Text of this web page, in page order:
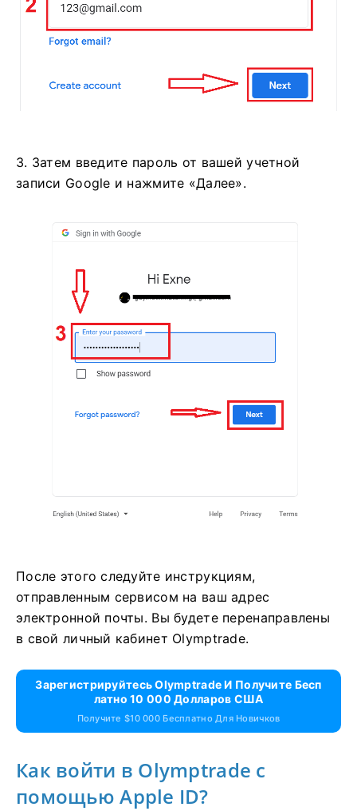
3. Затем введите пароль от вашей учетной
записи Google и нажмите «Далее».
После этого следуйте инструкциям,
отправленным сервисом на ваш адрес
электронной почты. Вы будете перенаправлены
в свой личный кабинет Olymptrade.
Зарегистрируйтесь Olymptrade И Получите Бесп
Латно 10 000 Долларов США
Получите $10 000 Бесплатно Для Новичков
Как войти в Olymptrade с
помощью Apple ID?